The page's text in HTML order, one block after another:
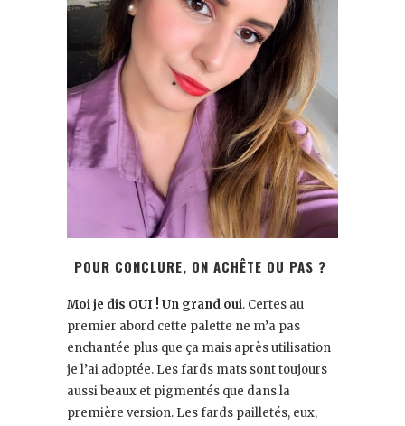
POUR CONCLURE, ON ACHÊTE OU PAS ?
Moi je dis OUI ! Un grand oui. Certes au
premier abord cette palette ne m’a pas
enchantée plus que ça mais après utilisation
je l’ai adoptée. Les fards mats sont toujours
aussi beaux et pigmentés que dans la
première version. Les fards pailletés, eux,